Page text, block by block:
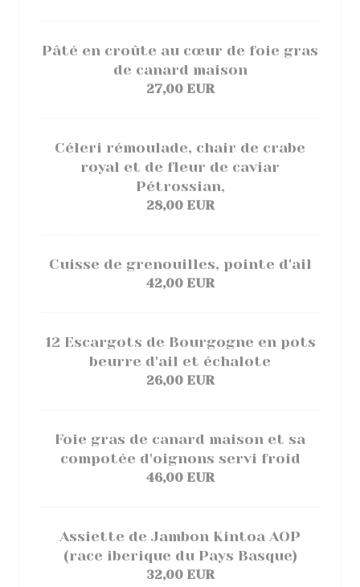
Pâté en croûte au cœur de foie gras
de canard maison
27,00 EUR
Céleri rémoulade, chair de crabe
royal et de fleur de caviar
Pétrossian,
28,00 EUR
Cuisse de grenouilles, pointe d'ail
42,00 EUR
12 Escargots de Bourgogne en pots
beurre d'ail et échalote
26,00 EUR
Foie gras de canard maison et sa
compotée d'oignons servi froid
46,00 EUR
Assiette de Jambon Kintoa AOP
(race iberique du Pays Basque)
32,00 EUR